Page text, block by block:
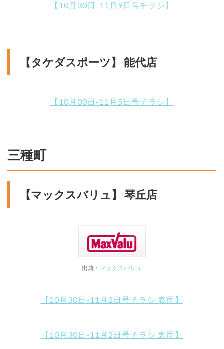
【10月30日-11月9日号チラシ】
【タケダスポーツ】 能代店
【10月30日-11月5日号チラシ】
三種町
【マックスバリュ】 琴丘店
出典： マックスバリュ
【10月30日-11月2日号チラシ 表面】
【10月30日-11月2日号チラシ 裏面】